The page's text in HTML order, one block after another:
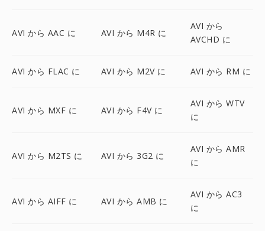
AVI から AAC に AVI から M4R に
AVI から
AVCHD に
AVI から FLAC に AVI から M2V に AVI から RM に
AVI から MXF に AVI から F4V に
AVI から WTV
に
AVI から M2TS に AVI から 3G2 に
AVI から AMR
に
AVI から AIFF に AVI から AMB に
AVI から AC3
に